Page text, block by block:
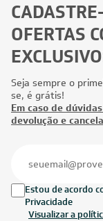
OFERTAS
Seja sempre o
se, é grátis!
Em caso de
devolução e
Estou de acordo
Privacidade
Visualizar a